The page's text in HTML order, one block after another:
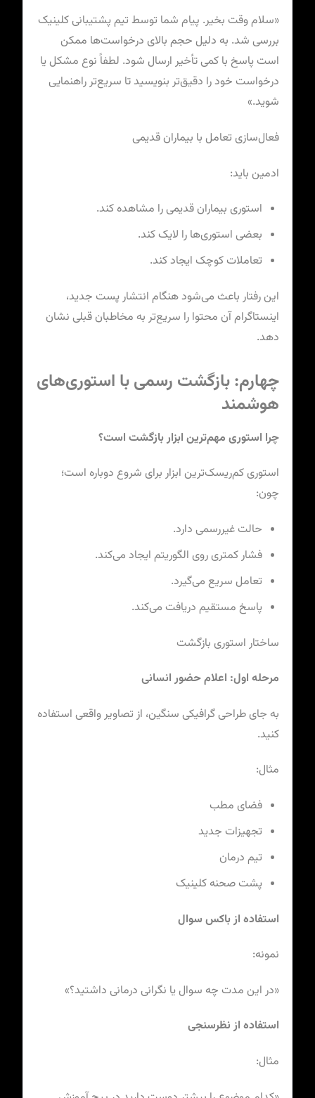
«سلام وقت بخیر. پیام شما توسط تیم پشتیبانی کلینیک
بررسی شد. به دلیل حجم بالای درخواست‌ها ممکن
است پاسخ با کمی تأخیر ارسال شود. لطفاً نوع مشکل یا
درخواست خود را دقیق‌تر بنویسید تا سریع‌تر راهنمایی
شوید.»
فعال‌سازی تعامل با بیماران قدیمی
ادمین باید:
استوری بیماران قدیمی را مشاهده کند.
بعضی استوری‌ها را لایک کند.
تعاملات کوچک ایجاد کند.
این رفتار باعث می‌شود هنگام انتشار پست جدید،
اینستاگرام آن محتوا را سریع‌تر به مخاطبان قبلی نشان
دهد.
چهارم: بازگشت رسمی با استوری‌های
هوشمند
چرا استوری مهم‌ترین ابزار بازگشت است؟
استوری کم‌ریسک‌ترین ابزار برای شروع دوباره است؛
چون:
حالت غیررسمی دارد.
فشار کمتری روی الگوریتم ایجاد می‌کند.
تعامل سریع می‌گیرد.
پاسخ مستقیم دریافت می‌کند.
ساختار استوری بازگشت
مرحله اول: اعلام حضور انسانی
به جای طراحی گرافیکی سنگین، از تصاویر واقعی استفاده
کنید.
مثال:
فضای مطب
تجهیزات جدید
تیم درمان
پشت صحنه کلینیک
استفاده از باکس سوال
نمونه:
«در این مدت چه سوال یا نگرانی درمانی داشتید؟»
استفاده از نظرسنجی
مثال: